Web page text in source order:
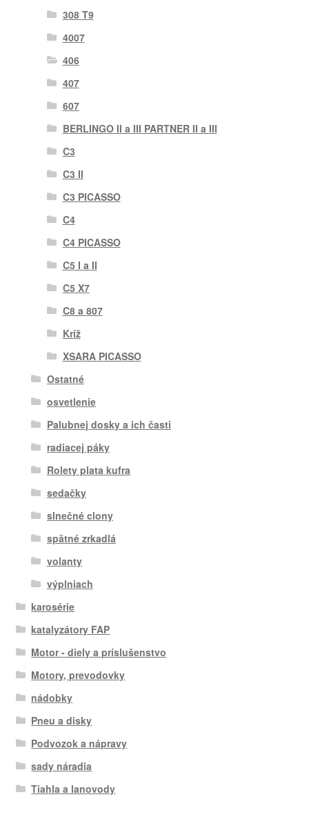
308 T9
4007
406
407
607
BERLINGO II a III PARTNER II a III
C3
C3 II
C3 PICASSO
C4
C4 PICASSO
C5 I a II
C5 X7
C8 a 807
Kríž
XSARA PICASSO
Ostatné
osvetlenie
Palubnej dosky a ich časti
radiacej páky
Rolety plata kufra
sedačky
slnečné clony
spätné zrkadlá
volanty
výplniach
karosérie
katalyzátory FAP
Motor - diely a príslušenstvo
Motory, prevodovky
nádobky
Pneu a disky
Podvozok a nápravy
sady náradia
Tiahla a lanovody